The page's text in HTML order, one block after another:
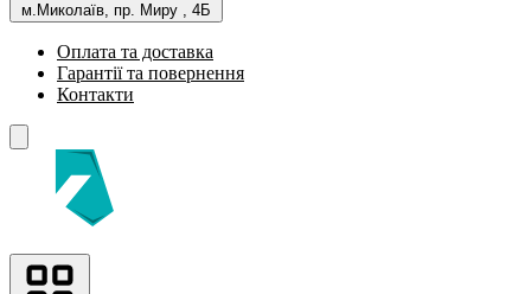
м.Миколаїв, пр. Миру , 4Б
Оплата та доставка
Гарантії та повернення
Контакти